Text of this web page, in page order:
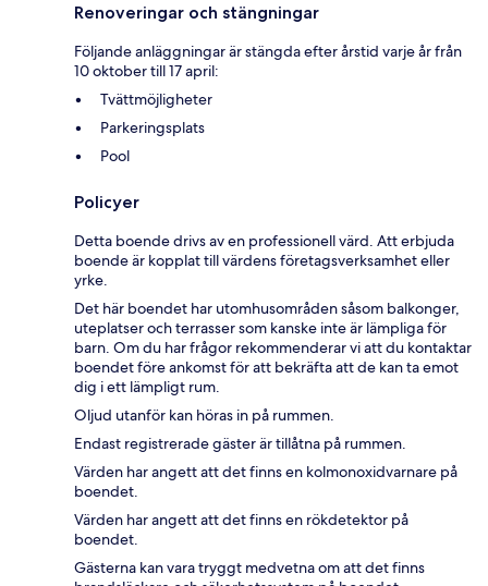
Renoveringar och stängningar
Följande anläggningar är stängda efter årstid varje år från
10 oktober till 17 april:
Tvättmöjligheter
Parkeringsplats
Pool
Policyer
Detta boende drivs av en professionell värd. Att erbjuda
boende är kopplat till värdens företagsverksamhet eller
yrke.
Det här boendet har utomhusområden såsom balkonger,
uteplatser och terrasser som kanske inte är lämpliga för
barn. Om du har frågor rekommenderar vi att du kontaktar
boendet före ankomst för att bekräfta att de kan ta emot
dig i ett lämpligt rum.
Oljud utanför kan höras in på rummen.
Endast registrerade gäster är tillåtna på rummen.
Värden har angett att det finns en kolmonoxidvarnare på
boendet.
Värden har angett att det finns en rökdetektor på
boendet.
Gästerna kan vara tryggt medvetna om att det finns